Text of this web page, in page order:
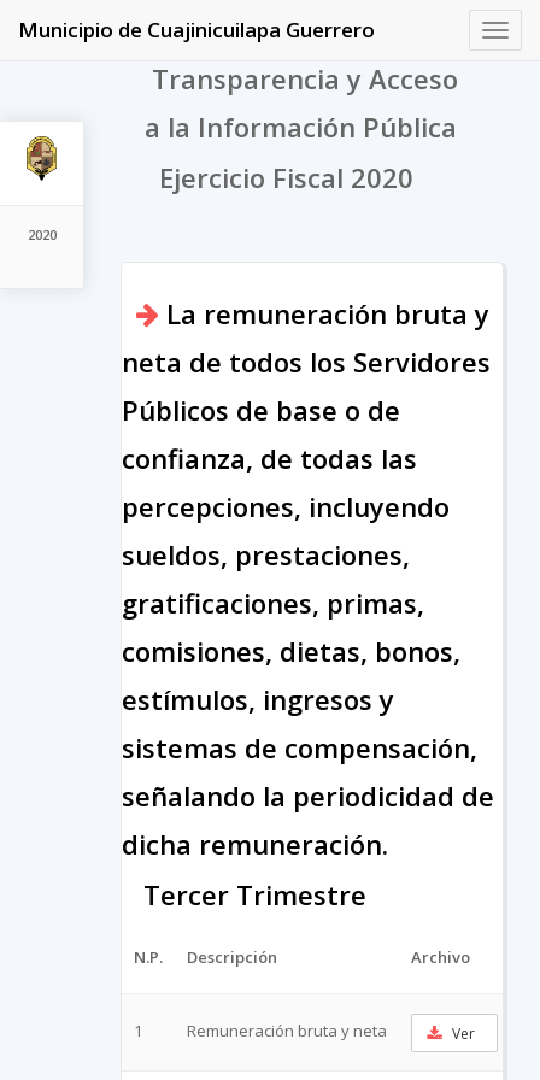
2020
Municipio de Cuajinicuilapa Guerrero
Transparencia y Acceso
a la Información Pública
Ejercicio Fiscal 2020
La remuneración bruta y
neta de todos los Servidores
Públicos de base o de
confianza, de todas las
percepciones, incluyendo
sueldos, prestaciones,
gratificaciones, primas,
comisiones, dietas, bonos,
estímulos, ingresos y
sistemas de compensación,
señalando la periodicidad de
dicha remuneración.
Tercer Trimestre
N.P. Descripción Archivo
1 Remuneración bruta y neta Ver